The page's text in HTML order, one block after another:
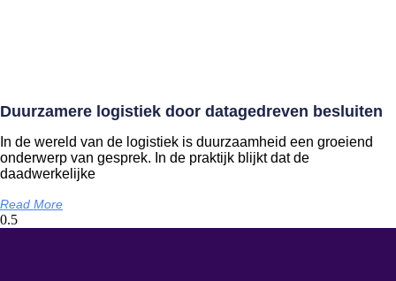
Duurzamere logistiek door datagedreven besluiten
In de wereld van de logistiek is duurzaamheid een groeiend
onderwerp van gesprek. In de praktijk blijkt dat de
daadwerkelijke
Read More